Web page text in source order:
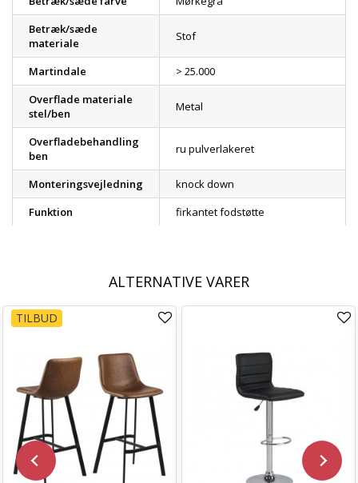
Betræk/sæde
materiale
Stof
Martindale
> 25.000
Overflade materiale
stel/ben
Metal
Overfladebehandling
ben
ru pulverlakeret
Monteringsvejledning
knock down
Funktion
firkantet fodstøtte
ALTERNATIVE VARER
TILBUD